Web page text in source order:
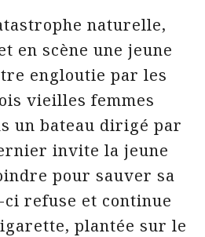
naturelle,
en scène une jeune
engloutie par les
vieilles femmes
un bateau dirigé par
invite la jeune
pour sauver sa
ci refuse et continue
plantée sur le